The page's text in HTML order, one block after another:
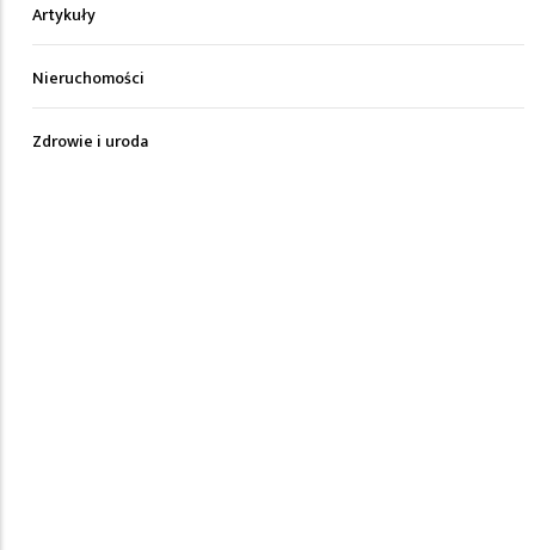
Artykuły
Nieruchomości
Zdrowie i uroda